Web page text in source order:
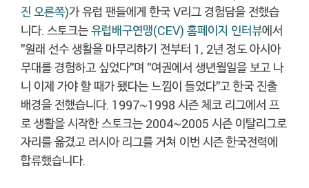
진 오른쪽)가 유럽 팬들에게 한국 V리그 경험담을 전했습
니다. 스토크는유럽배구연맹(CEV) 홈페이지 인터뷰에서
"원래 선수 생활을 마무리하기 전부터 1, 2년 정도 아시아
무대를 경험하고 싶었다"며 "여권에서 생년월일을 보고 나
니 이제 가야 할 때가 됐다는 느낌이 들었다"고 한국 진출
배경을 전했습니다. 1997~1998 시즌 체코 리그에서 프
로 생활을 시작한 스토크는 2004~2005 시즌 이탈리그로
자리를 옮겼고 러시아 리그를 거쳐 이번 시즌 한국전력에
합류했습니다.